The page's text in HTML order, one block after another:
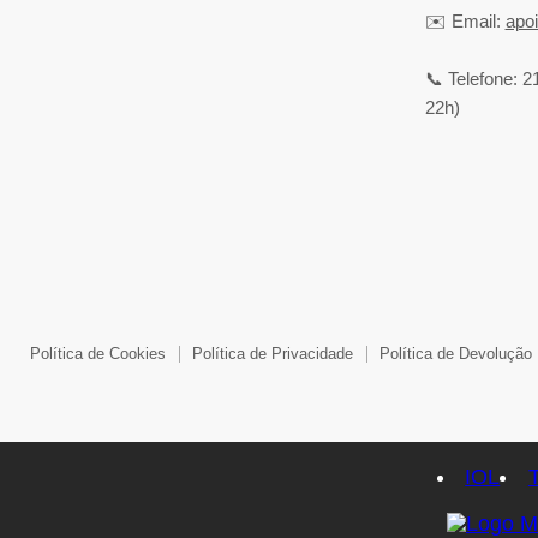
✉️ Email:
📞 Telefone:
22h)
Política de Cookies Política de Privacidade Política de Devolução
IOL